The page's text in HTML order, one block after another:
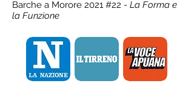
Barche a Morore 2021 #22 - La Forma e
la Funzione